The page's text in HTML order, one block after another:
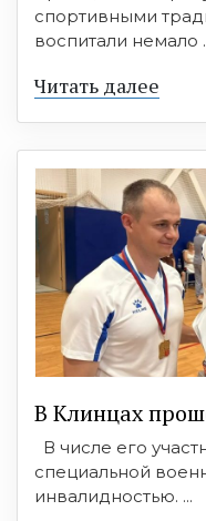
спортивными
воспитали немало
Читать далее
В Клинцах
В числе его
специальной
инвалидностью. ...